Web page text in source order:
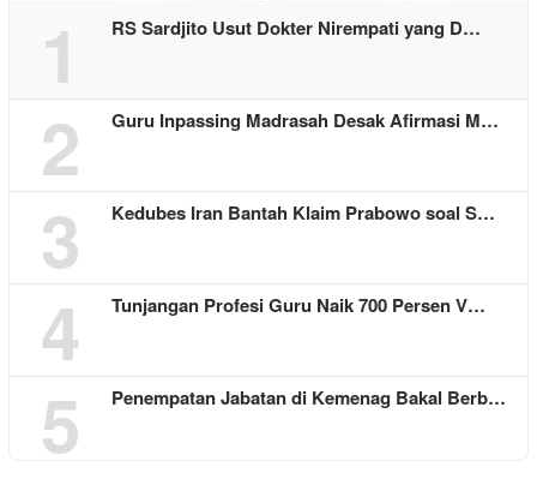
1 RS Sardjito Usut Dokter Nirempati yang D…
2 Guru Inpassing Madrasah Desak Afirmasi M…
3 Kedubes Iran Bantah Klaim Prabowo soal S…
4 Tunjangan Profesi Guru Naik 700 Persen V…
5 Penempatan Jabatan di Kemenag Bakal Berb…